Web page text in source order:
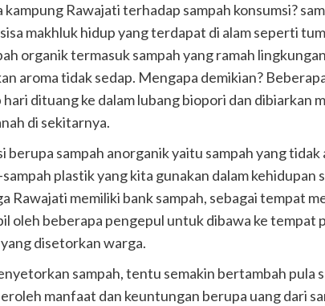
Rawajati terhadap sampah konsumsi?
makhluk hidup yang terdapat di alam seperti
organik termasuk sampah yang ramah
aroma tidak sedap. Mengapa demikian?
hari dituang ke dalam lubang biopori dan
di sekitarnya.
berupa sampah anorganik yaitu sampah yang
plastik yang kita gunakan dalam
Rawajati memiliki bank sampah, sebagai tempat
oleh beberapa pengepul untuk dibawa ke
disetorkan warga.
sampah, tentu semakin bertambah
manfaat dan keuntungan berupa uang dari